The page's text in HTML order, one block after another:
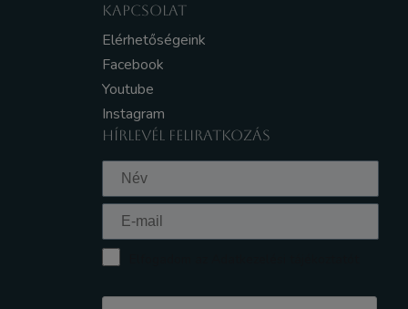
KAPCSOLAT
Elérhetőségeink
Facebook
Youtube
Instagram
HÍRLEVÉL FELIRATKOZÁS